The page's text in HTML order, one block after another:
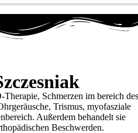
Schmerzen im bereich des
Trismus, myofasziale
Außerdem behandelt sie
Beschwerden.